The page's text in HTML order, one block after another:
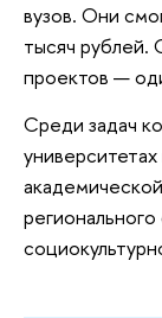
вузов. Они
тысяч рублей.
проектов —
Среди задач